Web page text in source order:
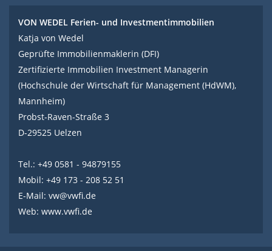
VON WEDEL Ferien- und Investmentimmobilien
Katja von Wedel
Geprüfte Immobilienmaklerin (DFI)
Zertifizierte Immobilien Investment Managerin
(Hochschule der Wirtschaft für Management (HdWM),
Mannheim)
Probst-Raven-Straße 3
D-29525 Uelzen
Tel.: +49 0581 - 94879155
Mobil: +49 173 - 208 52 51
E-Mail: vw@vwfi.de
Web: www.vwfi.de